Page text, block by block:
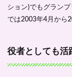
「sweet」
のレギュ
る
ション)でもグラン
では2003年4月から
役者としても活